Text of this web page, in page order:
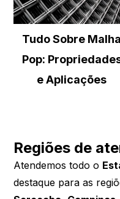
Tudo Sobre Malha
Pop:
e Aplicações
Regiões de
Atendemos todo o
destaque para as